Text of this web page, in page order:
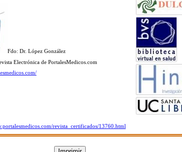
Fdo: Dr. López González
Electrónica de PortalesMedicos.com
revista_certificados/13760.html